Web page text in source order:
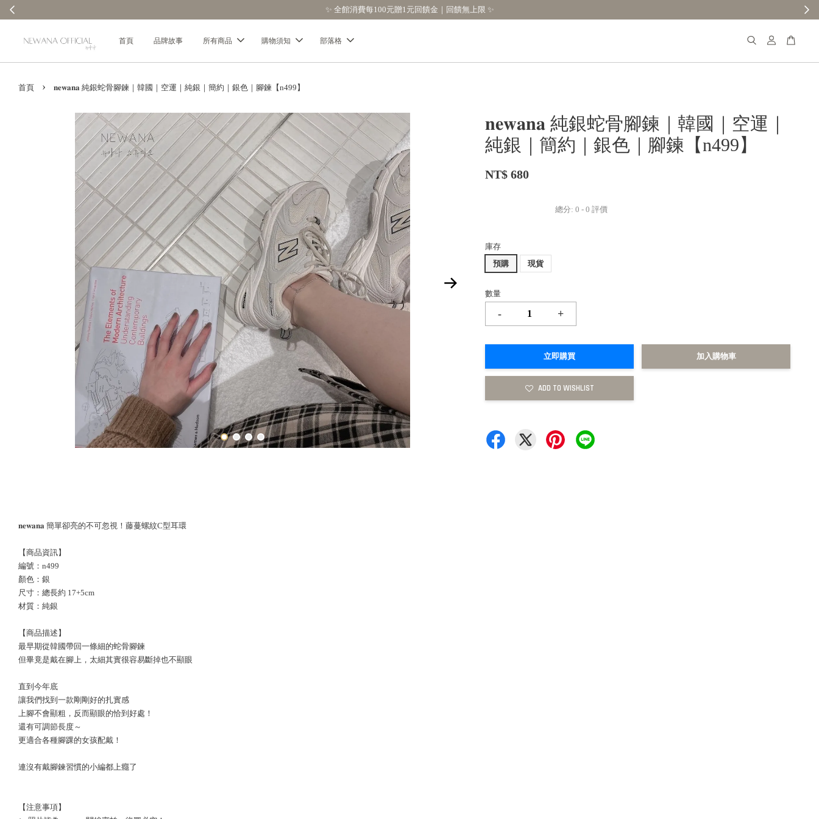
首頁 品牌故事 所有商品 購物須知 部落格
首頁 › 𝐧𝐞𝐰𝐚𝐧𝐚 純銀蛇骨腳鍊｜韓國｜空運｜純銀｜簡約｜銀色｜腳鍊【n499】
𝐧𝐞𝐰𝐚𝐧𝐚 純銀蛇骨腳鍊｜韓國｜空運｜
純銀｜簡約｜銀色｜腳鍊【n499】
NT$ 680
總分:0 -0 評價
庫存
預購
現貨
數量
- +
立即購買 加入購物車
ADD TO WISHLIST
𝐧𝐞𝐰𝐚𝐧𝐚 簡單卻亮的不可忽視！藤蔓螺紋C型耳環
【商品資訊】
編號：n499
顏色：銀
尺寸：總長約 17+5cm
材質：純銀
【商品描述】
最早期從韓國帶回一條細的蛇骨腳鍊
但畢竟是戴在腳上，太細其實很容易斷掉也不顯眼
直到今年底
讓我們找到一款剛剛好的扎實感
上腳不會顯粗，反而顯眼的恰到好處！
還有可調節長度～
更適合各種腳踝的女孩配戴！
連沒有戴腳鍊習慣的小編都上癮了
【注意事項】